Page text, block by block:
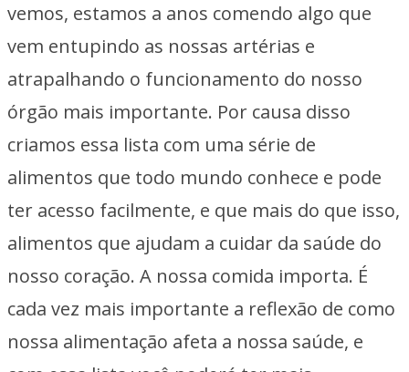
vemos, estamos a anos comendo algo que
vem entupindo as nossas artérias e
atrapalhando o funcionamento do nosso
órgão mais importante. Por causa disso
criamos essa lista com uma série de
alimentos que todo mundo conhece e pode
ter acesso facilmente, e que mais do que isso,
alimentos que ajudam a cuidar da saúde do
nosso coração. A nossa comida importa. É
cada vez mais importante a reflexão de como
nossa alimentação afeta a nossa saúde, e